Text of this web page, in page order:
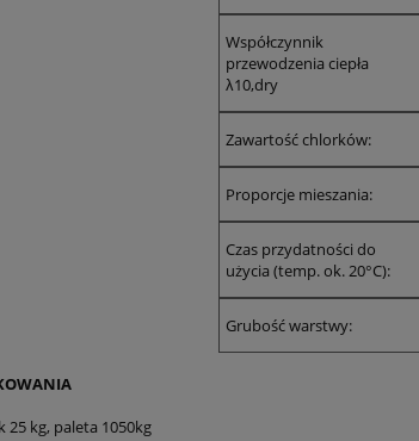
Współczynnik
przewodzenia ciepła
λ10,dry
Zawartość chlorków:
Proporcje mieszania:
Czas przydatności do
użycia (temp. ok. 20°C):
Grubość warstwy:
25 kg, paleta 1050kg
*Telefon:
Instytucją budżetową